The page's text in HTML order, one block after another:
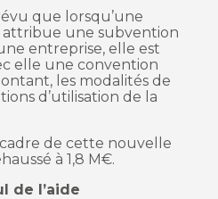
que lorsqu’une
une subvention
entreprise, elle est
elle une convention
les modalités de
d’utilisation de la
de cette nouvelle
à 1,8 M€.
de l’aide